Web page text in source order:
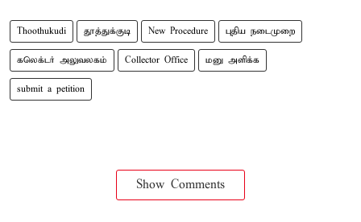
Thoothukudi தூத்துக்குடி New Procedure புதிய நடைமுறை
கலெக்டர் அலுவலகம் Collector Office மனு அளிக்க
submit a petition
Show Comments